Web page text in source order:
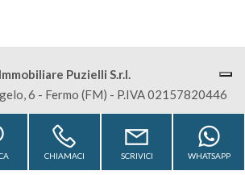
Immobiliare Puzielli S.r.l.
6 - Fermo (FM) - P.IVA 02157820446
Privacy Policy Cookie Policy
CHIAMACI SCRIVICI WHATSAPP